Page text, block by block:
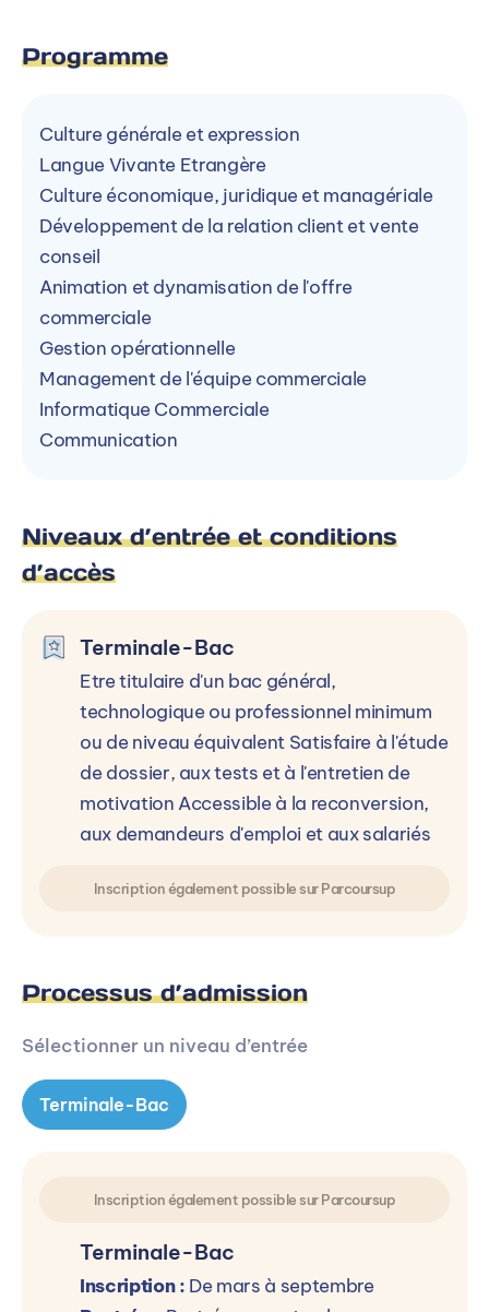
Programme
Culture générale et expression
Langue Vivante Etrangère
Culture économique, juridique et managériale
Développement de la relation client et vente
conseil
Animation et dynamisation de l'offre
commerciale
Gestion opérationnelle
Management de l'équipe commerciale
Informatique Commerciale
Communication
Niveaux d’entrée et conditions
d’accès
Terminale-Bac
Etre titulaire d'un bac général,
technologique ou professionnel minimum
ou de niveau équivalent Satisfaire à l'étude
de dossier, aux tests et à l'entretien de
motivation Accessible à la reconversion,
aux demandeurs d'emploi et aux salariés
Inscription également possible sur Parcoursup
Processus d’admission
Sélectionner un niveau d’entrée
Terminale-Bac
Inscription également possible sur Parcoursup
Terminale-Bac
Inscription : De mars à septembre
Ou
Accéder à la formation sur le site de
Autres campus ESCAM
La formation est dispensée en alternance sur 2
12 Rue Eugène Pottier, 56100 Lorient, France
Voir le campus